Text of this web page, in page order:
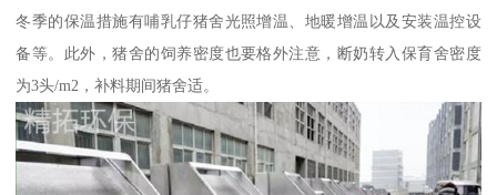
冬季的保温措施有哺乳仔猪舍光照增温、地暖增温以及安装温控设
备等。此外，猪舍的饲养密度也要格外注意，断奶转入保育舍密度
为3头/m2，补料期间猪舍适。